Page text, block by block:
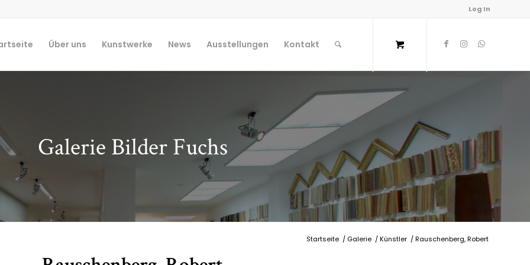
Log In
Über uns Kunstwerke News Ausstellungen Kontakt
Galerie Bilder Fuchs
Startseite / Galerie /Künstler /Rauschenberg, Robert